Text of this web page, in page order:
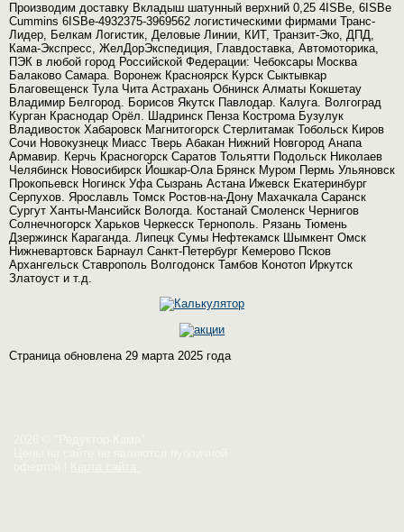
Производим доставку Вкладыш шатунный верхний 0,25 4ISBe, 6ISBe
Cummins 6ISBe-4932375-3969562 логистическими фирмами Транс-
Лидер, Белкам Логистик, Деловые Линии, КИТ, Транзит-Эко, ДПД,
Кама-Экспресс, ЖелДорЭкспедиция, Главдоставка, Автомоторика,
ПЭК в любой город Российской Федерации: Чебоксары Москва
Балаково Самара. Воронеж Красноярск Курск Сыктывкар
Благовещенск Тула Чита Астрахань Обнинск Алматы Кокшетау
Владимир Белгород. Борисов Якутск Павлодар. Калуга. Волгоград
Курган Краснодар Орёл. Шадринск Пенза Кострома Бузулук
Владивосток Хабаровск Магнитогорск Стерлитамак Тобольск Киров
Сочи Новокузнецк Миасс Тверь Абакан Нижний Новгород Анапа
Армавир. Керчь Красногорск Саратов Тольятти Подольск Николаев
Челябинск Новосибирск Йошкар-Ола Брянск Муром Пермь Ульяновск
Прокопьевск Ногинск Уфа Сызрань Астана Ижевск Екатеринбург
Серпухов. Ярославль Томск Ростов-на-Дону Махачкала Саранск
Сургут Ханты-Мансийск Вологда. Костанай Смоленск Чернигов
Солнечногорск Харьков Черкесск Тернополь. Рязань Тюмень
Дзержинск Караганда. Липецк Сумы Нефтекамск Шымкент Омск
Нижневартовск Барнаул Санкт-Петербург Кемерово Псков
Архангельск Ставрополь Волгодонск Тамбов Конотоп Иркутск
Златоуст и т.д.
Страница обновлена 29 марта 2025 года